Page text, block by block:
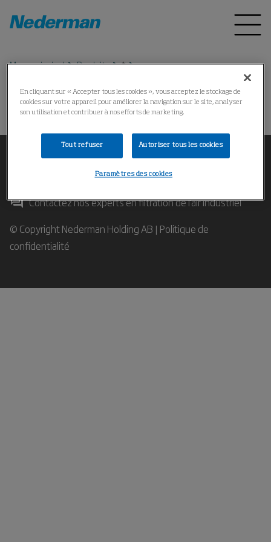
Menu principal Produits *
Impossible de trouver le produit
Contactez nos experts en filtration de l'air industriel
© Copyright Nederman Holding AB | Politique de
confidentialité
En cliquant sur « Accepter tous les cookies », vous acceptez le stockage de
cookies sur votre appareil pour améliorer la navigation sur le site, analyser
son utilisation et contribuer à nos efforts de marketing.
Tout refuser Autoriser tous les cookies
Paramètres des cookies